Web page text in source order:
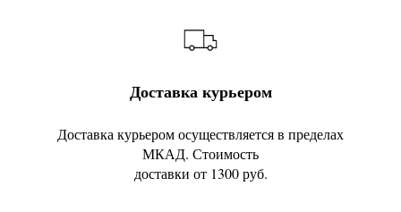
Доставка курьером
Доставка курьером осуществляется в пределах
МКАД. Стоимость
доставки от 1300 руб.